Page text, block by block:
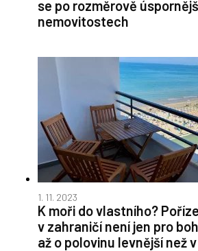
se po rozměrově
nemovitostech
1. 11. 2023
K moři do vlastního?
v zahraničí není jen pro
až o polovinu levnější než